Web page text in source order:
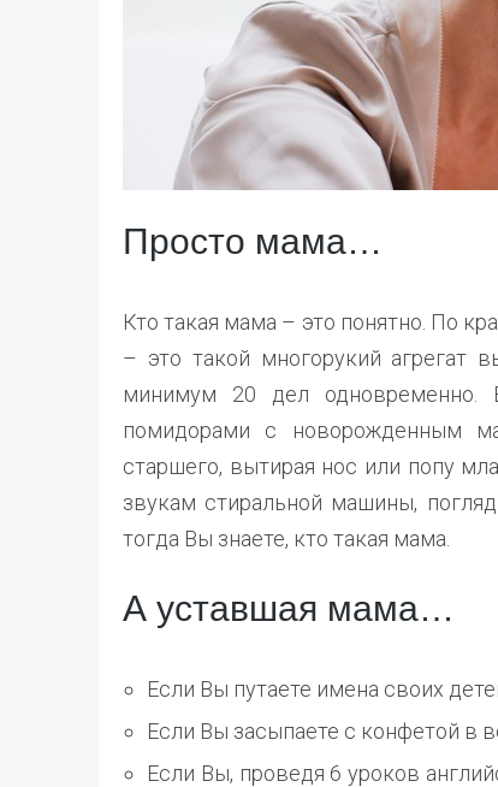
Просто мама…
Кто такая мама – это понятно. По
– это такой многорукий агрегат
минимум 20 дел одновременно.
помидорами с новорожденным
старшего, вытирая нос или попу
звукам стиральной машины,
тогда Вы знаете, кто такая мама.
А уставшая мама…
Если Вы путаете имена своих
Если Вы засыпаете с конфетой в
Если Вы, проведя 6 уроков